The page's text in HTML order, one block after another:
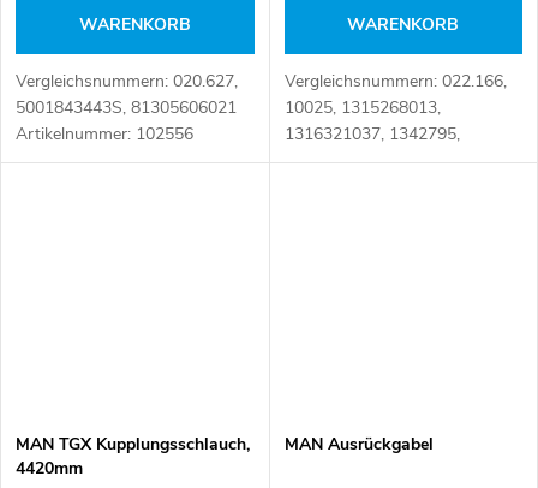
WARENKORB
Vergleichsnummern: 020.627,
5001843443S, 81305606021
Artikelnummer: 102556
WARENKORB
Vergleichsnummern: 022.166,
10025, 1315268013,
1316321037, 1342795,
42546882, 5001843443,
MAN TGX Kupplungsschlauch,
4420mm
MAN Ausrückgabel